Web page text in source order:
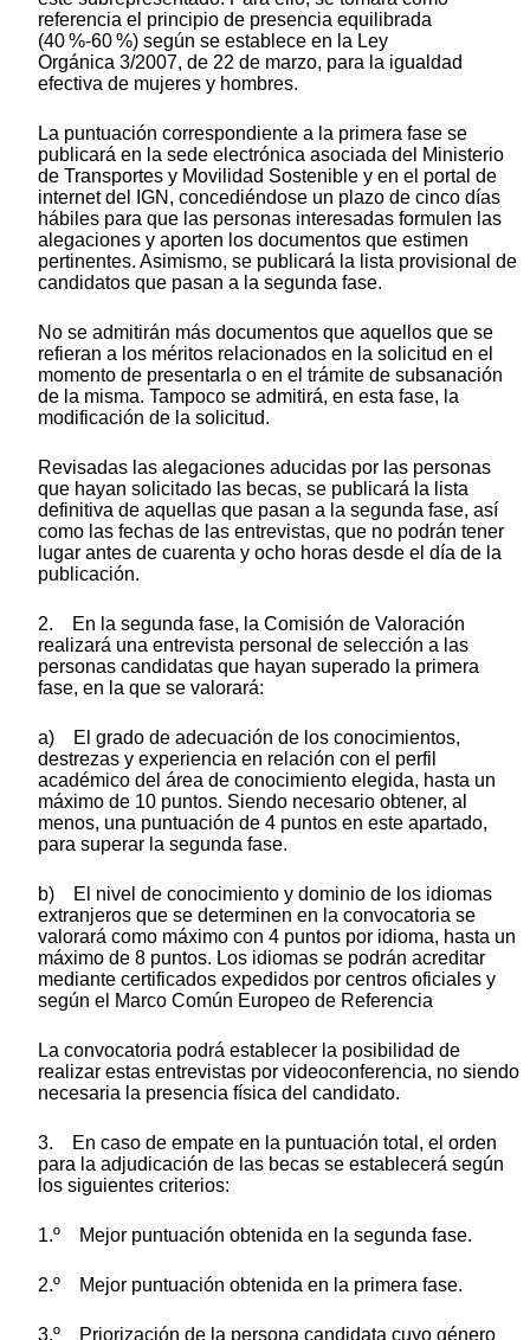
referencia el principio de presencia equilibrada
(40 %-60 %) según se establece en la Ley
Orgánica 3/2007, de 22 de marzo, para la igualdad
efectiva de mujeres y hombres.
La puntuación correspondiente a la primera fase se
publicará en la sede electrónica asociada del Ministerio
de Transportes y Movilidad Sostenible y en el portal de
internet del IGN, concediéndose un plazo de cinco días
hábiles para que las personas interesadas formulen las
alegaciones y aporten los documentos que estimen
pertinentes. Asimismo, se publicará la lista provisional de
candidatos que pasan a la segunda fase.
No se admitirán más documentos que aquellos que se
refieran a los méritos relacionados en la solicitud en el
momento de presentarla o en el trámite de subsanación
de la misma. Tampoco se admitirá, en esta fase, la
modificación de la solicitud.
Revisadas las alegaciones aducidas por las personas
que hayan solicitado las becas, se publicará la lista
definitiva de aquellas que pasan a la segunda fase, así
como las fechas de las entrevistas, que no podrán tener
lugar antes de cuarenta y ocho horas desde el día de la
publicación.
2. En la segunda fase, la Comisión de Valoración
realizará una entrevista personal de selección a las
personas candidatas que hayan superado la primera
fase, en la que se valorará:
a) El grado de adecuación de los conocimientos,
destrezas y experiencia en relación con el perfil
académico del área de conocimiento elegida, hasta un
máximo de 10 puntos. Siendo necesario obtener, al
menos, una puntuación de 4 puntos en este apartado,
para superar la segunda fase.
b) El nivel de conocimiento y dominio de los idiomas
extranjeros que se determinen en la convocatoria se
valorará como máximo con 4 puntos por idioma, hasta un
máximo de 8 puntos. Los idiomas se podrán acreditar
mediante certificados expedidos por centros oficiales y
según el Marco Común Europeo de Referencia
La convocatoria podrá establecer la posibilidad de
realizar estas entrevistas por videoconferencia, no siendo
necesaria la presencia física del candidato.
3. En caso de empate en la puntuación total, el orden
para la adjudicación de las becas se establecerá según
los siguientes criterios:
1.º Mejor puntuación obtenida en la segunda fase.
2.º Mejor puntuación obtenida en la primera fase.
3.º Priorización de la persona candidata cuyo género